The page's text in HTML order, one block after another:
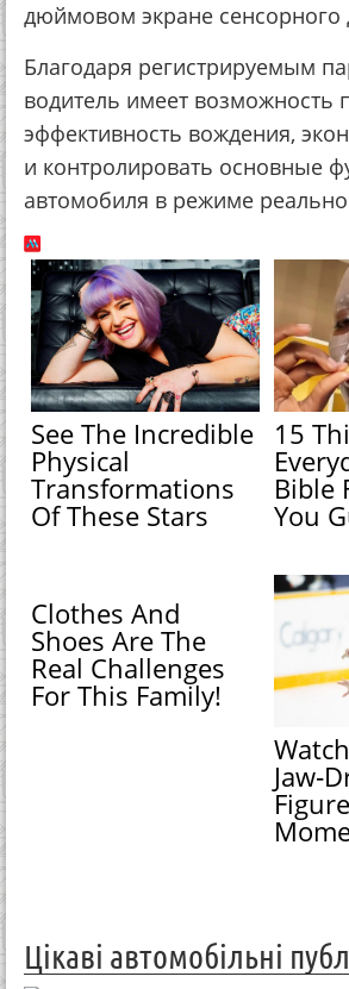
дюймовом экране сенсорного
Благодаря регистрируемым
водитель имеет возможность
эффективность вождения,
и контролировать основные
автомобиля в режиме
See The Incredible
Physical
Transformations
Of These Stars
15
Bible
You
Clothes And
Shoes Are The
Real Challenges
For This Family!
Цікаві автомобільні